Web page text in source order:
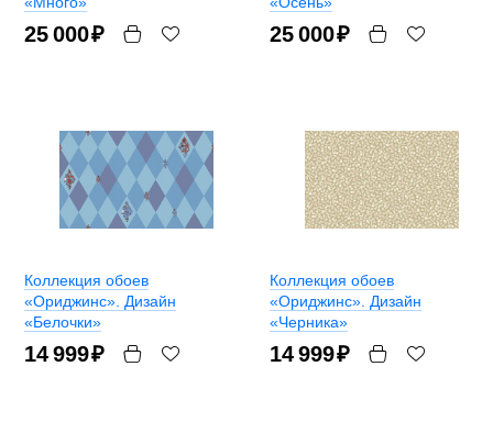
25 000₽ 25 000₽
Коллекция обоев
«Ориджинс». Дизайн
«Белочки»
14 999₽
Коллекция обоев
«Ориджинс». Дизайн
«Черника»
14 999₽